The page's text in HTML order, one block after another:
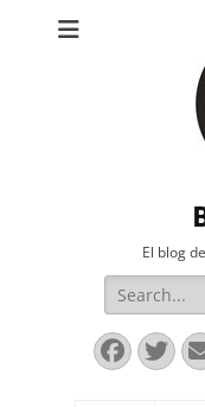
El blog
Buscar: